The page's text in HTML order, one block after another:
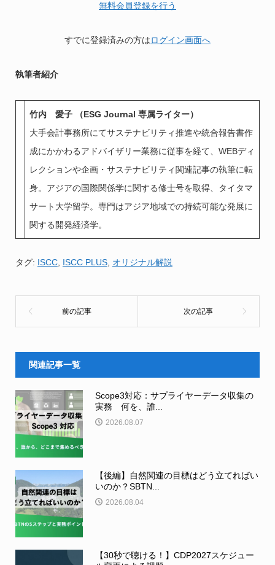
無料会員登録を行う
すでに登録済みの方はログイン画面へ
執筆者紹介
竹内 愛子 （ESG Journal 専属ライター）
大手会計事務所にてサステナビリティ推進や統合報告書作
成にかかわるアドバイザリー業務に従事を経て、WEBディ
レクションや企画・サステナビリティ関連記事の執筆に転
身。アジアの国際関係学に関する修士号を取得、タイタマ
サート大学留学。専門はアジア地域での持続可能な発展に
関する開発経済学。
タグ: ISCC, ISCC PLUS, オリジナル解説
関連記事一覧
Scope3対応：サプライヤーデータ収集の
実務 何を、誰...
2026.08.07
【後編】自然関連の目標はどう立てればい
いのか？SBTN...
2026.08.04
【30秒で聴ける！】CDP2027スケジュー